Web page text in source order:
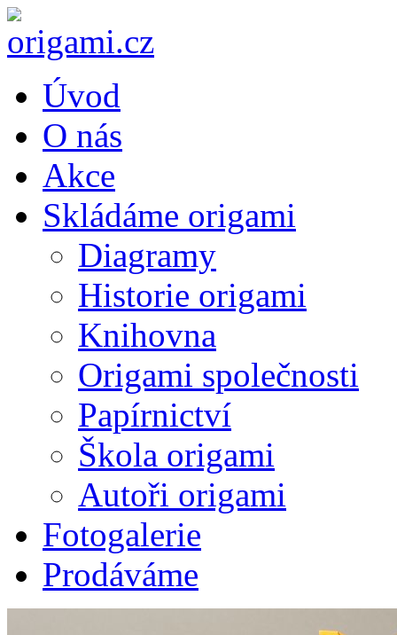
Úvod
O nás
Akce
Skládáme origami
Diagramy
Historie origami
Knihovna
Origami společnosti
Papírnictví
Škola origami
Autoři origami
Fotogalerie
Prodáváme